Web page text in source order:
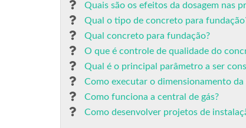
Quais são os efeitos da dosagem nas
Qual o tipo de concreto para
Qual concreto para fundação?
O que é controle de qualidade do
Qual é o principal parâmetro a ser
Como executar o dimensionamento da
Como funciona a central de gás?
Como desenvolver projetos de